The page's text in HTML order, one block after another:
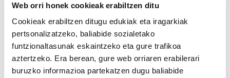
Web orri honek cookieak erabiltzen ditu
Cookieak erabiltzen ditugu edukiak eta iragarkiak
pertsonalizatzeko, baliabide sozialetako
funtzionaltasunak eskaintzeko eta gure trafikoa
aztertzeko. Era berean, gure web orriaren erabilerari
buruzko informazioa partekatzen dugu baliabide